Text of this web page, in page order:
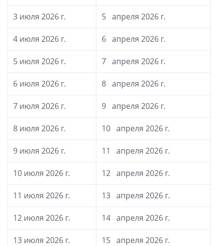
3 июля 2026 г. 5 апреля 2026 г.
4 июля 2026 г. 6 апреля 2026 г.
5 июля 2026 г. 7 апреля 2026 г.
6 июля 2026 г. 8 апреля 2026 г.
7 июля 2026 г. 9 апреля 2026 г.
8 июля 2026 г. 10 апреля 2026 г.
9 июля 2026 г. 11 апреля 2026 г.
10 июля 2026 г. 12 апреля 2026 г.
11 июля 2026 г. 13 апреля 2026 г.
12 июля 2026 г. 14 апреля 2026 г.
13 июля 2026 г. 15 апреля 2026 г.